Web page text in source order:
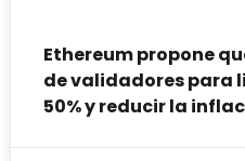
Ethereum propone
de validadores para
50% y reducir la